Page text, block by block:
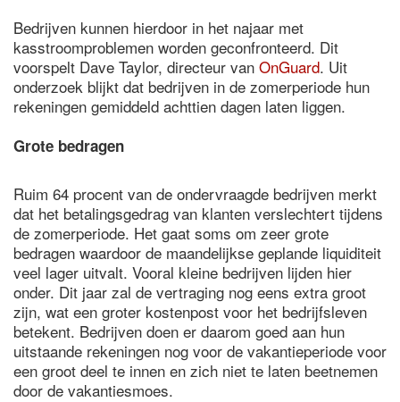
Bedrijven kunnen hierdoor in het najaar met
kasstroomproblemen worden geconfronteerd. Dit
voorspelt Dave Taylor, directeur van OnGuard. Uit
onderzoek blijkt dat bedrijven in de zomerperiode hun
rekeningen gemiddeld achttien dagen laten liggen.
Grote bedragen
Ruim 64 procent van de ondervraagde bedrijven merkt
dat het betalingsgedrag van klanten verslechtert tijdens
de zomerperiode. Het gaat soms om zeer grote
bedragen waardoor de maandelijkse geplande liquiditeit
veel lager uitvalt. Vooral kleine bedrijven lijden hier
onder. Dit jaar zal de vertraging nog eens extra groot
zijn, wat een groter kostenpost voor het bedrijfsleven
betekent. Bedrijven doen er daarom goed aan hun
uitstaande rekeningen nog voor de vakantieperiode voor
een groot deel te innen en zich niet te laten beetnemen
door de vakantiesmoes.